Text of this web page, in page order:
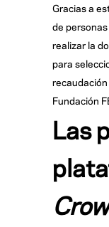
Gracias a
de
realizar la
para
Fundación
Las